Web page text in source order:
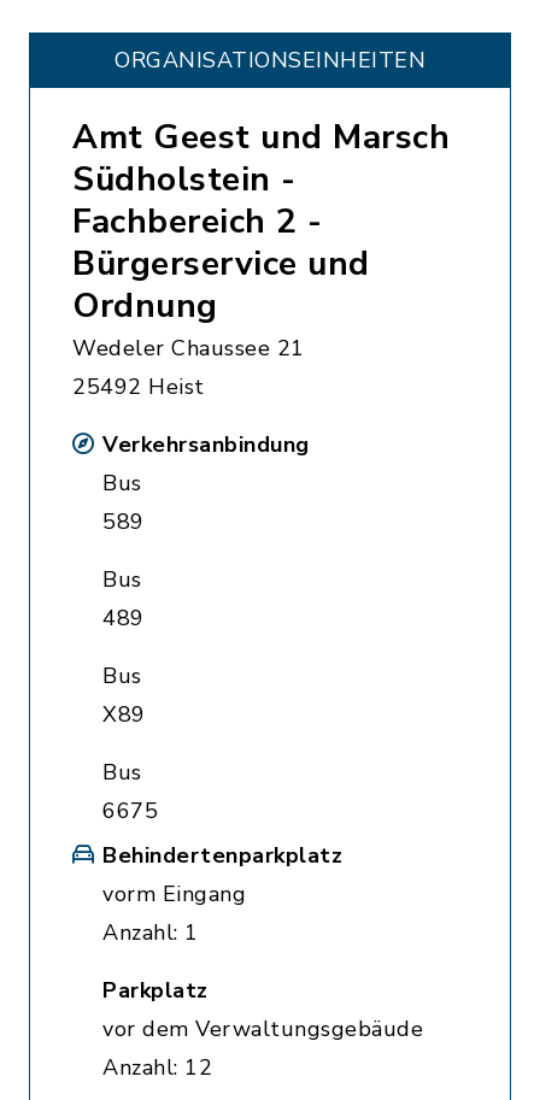
ORGANISATIONS­EINHEITEN
Amt Geest und Marsch
Südholstein -
Fachbereich 2 -
Bürgerservice und
Ordnung
Wedeler Chaussee 21
25492 Heist
Verkehrsanbindung
Bus
589
Bus
489
Bus
X89
Bus
6675
Behindertenparkplatz
vorm Eingang
Anzahl: 1
Parkplatz
vor dem Verwaltungsgebäude
Anzahl: 12